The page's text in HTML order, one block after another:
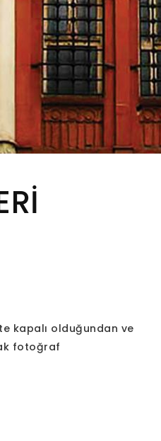
kapalı olduğundan ve
fotoğraf